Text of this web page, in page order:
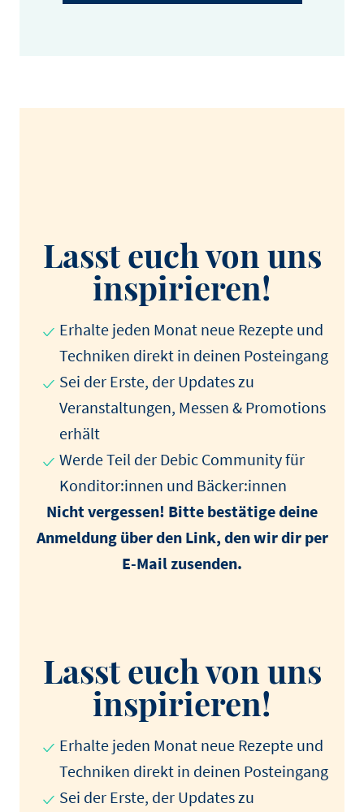
Lasst euch von uns
inspirieren!
Erhalte jeden Monat neue Rezepte und
Techniken direkt in deinen Posteingang
Sei der Erste, der Updates zu
Veranstaltungen, Messen & Promotions
erhält
Werde Teil der Debic Community für
Konditor:innen und Bäcker:innen
Nicht vergessen! Bitte bestätige deine
Anmeldung über den Link, den wir dir per
E-Mail zusenden.
Lasst euch von uns
inspirieren!
Erhalte jeden Monat neue Rezepte und
Techniken direkt in deinen Posteingang
Sei der Erste, der Updates zu